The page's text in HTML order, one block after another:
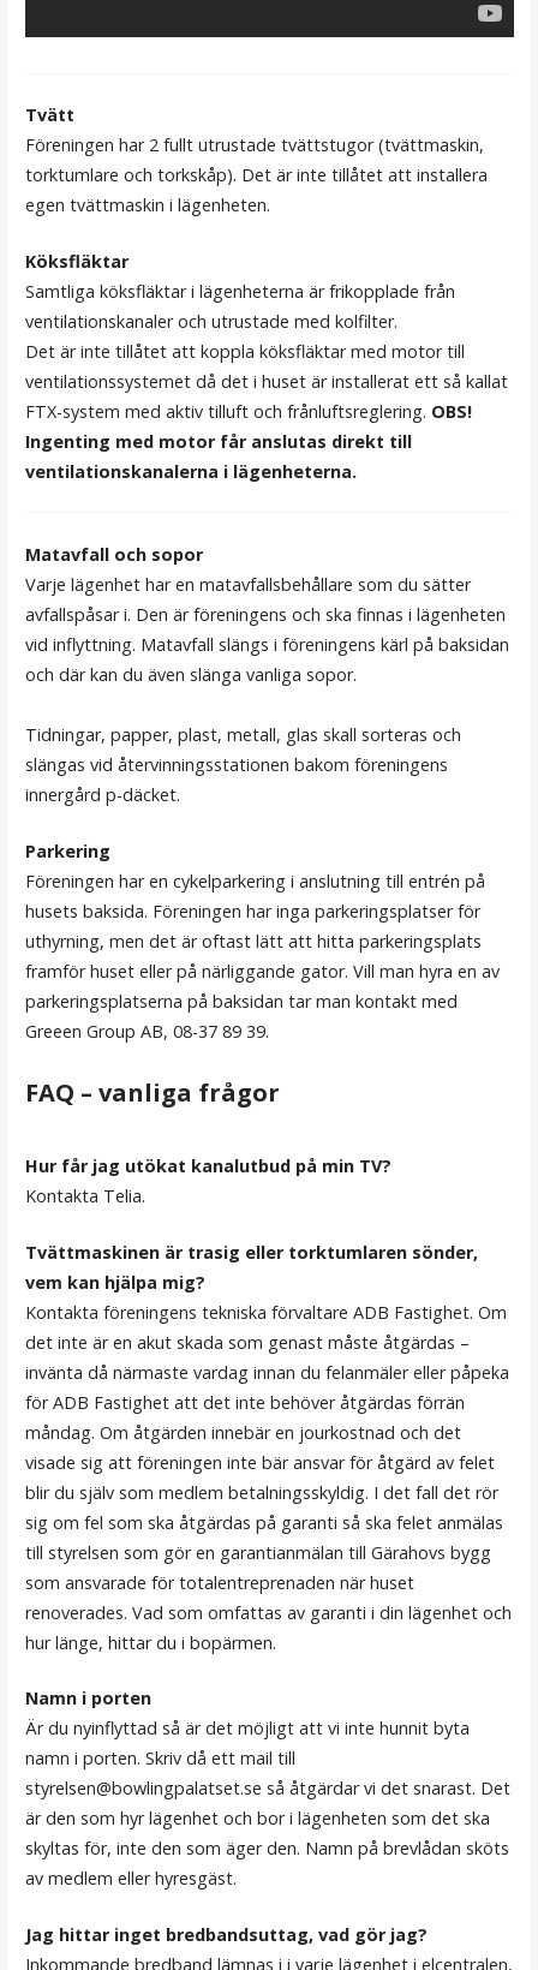
Tvätt
Föreningen har 2 fullt utrustade tvättstugor (tvättmaskin,
torktumlare och torkskåp). Det är inte tillåtet att installera
egen tvättmaskin i lägenheten.
Köksfläktar
Samtliga köksfläktar i lägenheterna är frikopplade från
ventilationskanaler och utrustade med kolfilter.
Det är inte tillåtet att koppla köksfläktar med motor till
ventilationssystemet då det i huset är installerat ett så kallat
FTX-system med aktiv tilluft och frånluftsreglering. OBS!
Ingenting med motor får anslutas direkt till
ventilationskanalerna i lägenheterna.
Matavfall och sopor
Varje lägenhet har en matavfallsbehållare som du sätter
avfallspåsar i. Den är föreningens och ska finnas i lägenheten
vid inflyttning. Matavfall slängs i föreningens kärl på baksidan
och där kan du även slänga vanliga sopor.
Tidningar, papper, plast, metall, glas skall sorteras och
slängas vid återvinningsstationen bakom föreningens
innergård p-däcket.
Parkering
Föreningen har en cykelparkering i anslutning till entrén på
husets baksida. Föreningen har inga parkeringsplatser för
uthyrning, men det är oftast lätt att hitta parkeringsplats
framför huset eller på närliggande gator. Vill man hyra en av
parkeringsplatserna på baksidan tar man kontakt med
Greeen Group AB, 08-37 89 39.
FAQ – vanliga frågor
Hur får jag utökat kanalutbud på min TV?
Kontakta Telia.
Tvättmaskinen är trasig eller torktumlaren sönder,
vem kan hjälpa mig?
Kontakta föreningens tekniska förvaltare ADB Fastighet. Om
det inte är en akut skada som genast måste åtgärdas –
invänta då närmaste vardag innan du felanmäler eller påpeka
för ADB Fastighet att det inte behöver åtgärdas förrän
måndag. Om åtgärden innebär en jourkostnad och det
visade sig att föreningen inte bär ansvar för åtgärd av felet
blir du själv som medlem betalningsskyldig. I det fall det rör
sig om fel som ska åtgärdas på garanti så ska felet anmälas
till styrelsen som gör en garantianmälan till Gärahovs bygg
som ansvarade för totalentreprenaden när huset
renoverades. Vad som omfattas av garanti i din lägenhet och
hur länge, hittar du i bopärmen.
Namn i porten
Är du nyinflyttad så är det möjligt att vi inte hunnit byta
namn i porten. Skriv då ett mail till
styrelsen@bowlingpalatset.se så åtgärdar vi det snarast. Det
är den som hyr lägenhet och bor i lägenheten som det ska
skyltas för, inte den som äger den. Namn på brevlådan sköts
av medlem eller hyresgäst.
Jag hittar inget bredbandsuttag, vad gör jag?
Inkommande bredband lämnas i i varje lägenhet i elcentralen,